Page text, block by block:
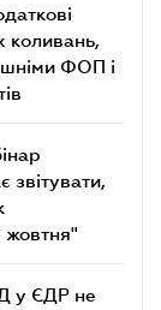
коливань,
ФОП і
жовтня"
у ЄДР не